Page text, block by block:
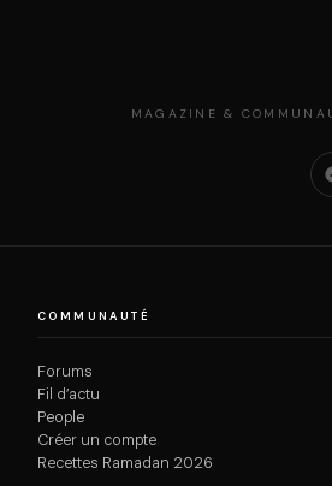
MAGAZINE &
COMMUNAUTÉ
Forums
Fil d’actu
People
Créer un compte
Recettes Ramadan 2026